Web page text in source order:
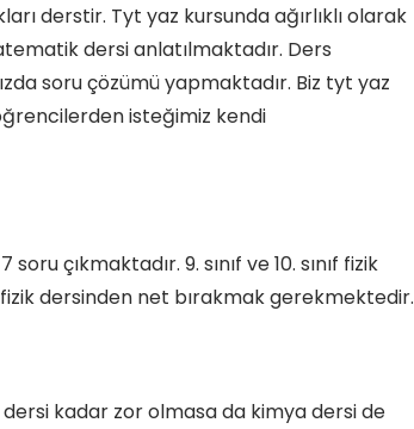
derstir. Tyt yaz kursunda ağırlıklı olarak
dersi anlatılmaktadır. Ders
soru çözümü yapmaktadır. Biz tyt yaz
isteğimiz kendi
çıkmaktadır. 9. sınıf ve 10. sınıf fizik
dersinden net bırakmak gerekmektedir.
kadar zor olmasa da kimya dersi de